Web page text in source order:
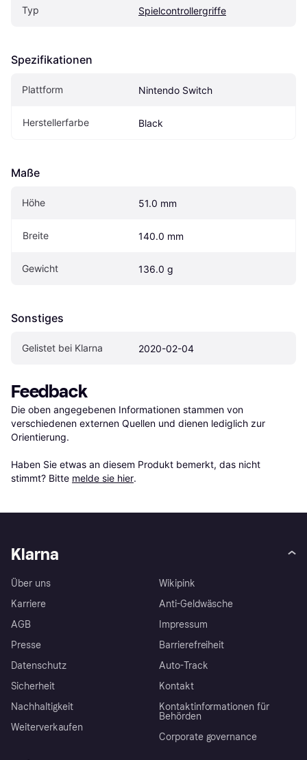
Typ Spielcontrollergriffe
Spezifikationen
Plattform Nintendo Switch
Herstellerfarbe Black
Maße
Höhe 51.0 mm
Breite 140.0 mm
Gewicht 136.0 g
Sonstiges
Gelistet bei Klarna 2020-02-04
Feedback
Die oben angegebenen Informationen stammen von
verschiedenen externen Quellen und dienen lediglich zur
Orientierung.
Haben Sie etwas an diesem Produkt bemerkt, das nicht
stimmt? Bitte melde sie hier.
Klarna
Über uns
Karriere
AGB
Presse
Datenschutz
Sicherheit
Nachhaltigkeit
Weiterverkaufen
Wikipink
Anti-Geldwäsche
Impressum
Barrierefreiheit
Auto-Track
Kontakt
Kontaktinformationen für
Behörden
Corporate governance